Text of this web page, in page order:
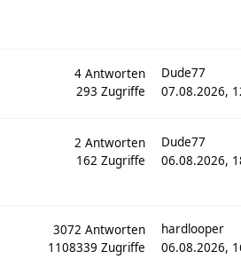
4Antworten
293Zugriffe
Dude77
07.08.2026,
2Antworten
162Zugriffe
Dude77
06.08.2026,
3072Antworten
1108339Zugriffe
hardlooper
06.08.2026,